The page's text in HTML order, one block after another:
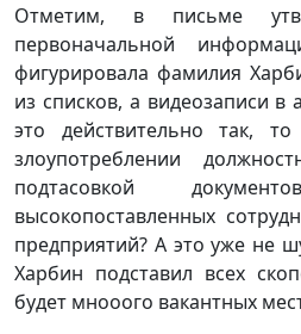
Отметим, в письме
первоначальной
фигурировала фамилия
из списков, а видеозаписи в
это действительно так,
злоупотреблении
подтасовкой
высокопоставленных
предприятий? А это уже не
Харбин подставил всех
будет мнооого вакантных